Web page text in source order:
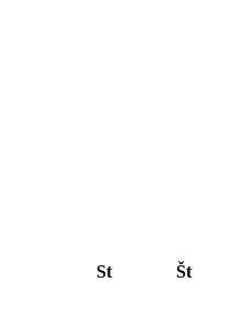
St
Št